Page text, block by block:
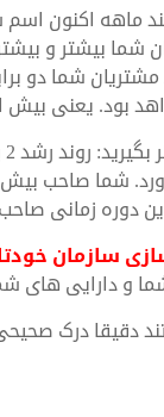
ماهه اکنون
شما بیشتر و
500 دلار درآمد ماهانه
سازمان
دقیقا درک